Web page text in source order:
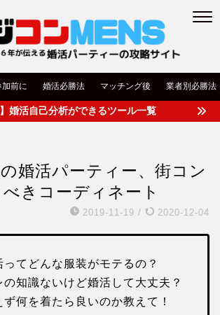
加前に 婚活必勝法 マッチング後 業者別必勝法
】婚活自己分析ができるツール一覧
の婚活パーティー、街コン
きコーディネート
2019-11-19 / 2020-12-04
ってどんな服装がモテるの？
の知識ないけど婚活して大丈夫？
ず何を着たら良いのか教えて！